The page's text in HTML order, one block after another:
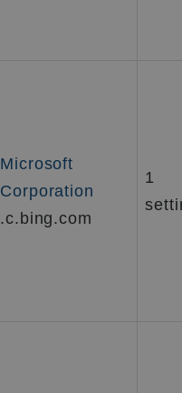
Microsoft
Corporation
.c.bing.com
1